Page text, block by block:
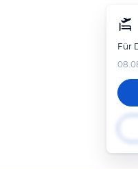
Für